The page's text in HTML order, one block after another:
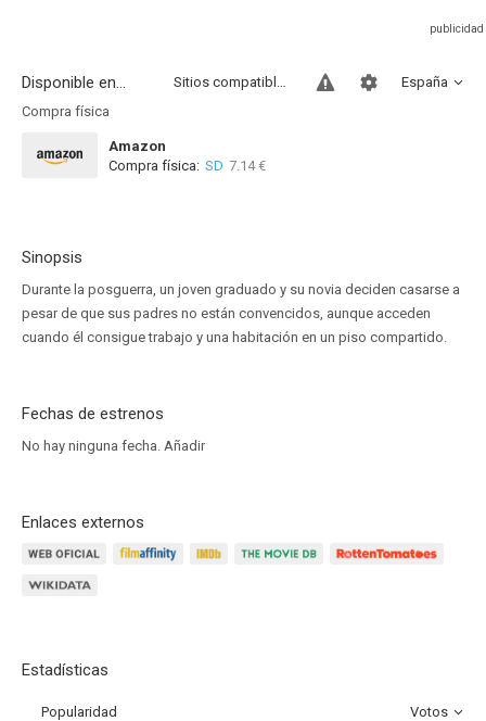
Disponible en... España
Sitios compatibles
Compra física
Amazon
Compra física: SD 7.14 €
Sinopsis
Durante la posguerra, un joven graduado y su novia deciden casarse a
pesar de que sus padres no están convencidos, aunque acceden
cuando él consigue trabajo y una habitación en un piso compartido.
Fechas de estrenos
No hay ninguna fecha. Añadir
Enlaces externos
Estadísticas
Popularidad Votos